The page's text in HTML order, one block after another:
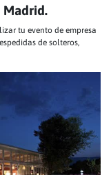
Madrid.
tu evento de empresa
de solteros,